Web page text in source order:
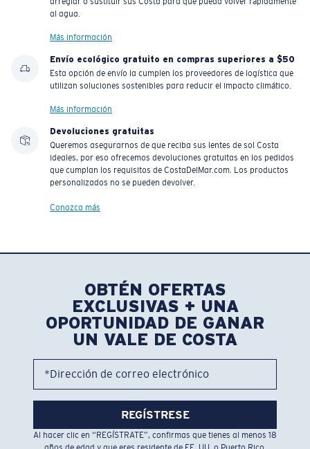
al agua.
Más información
Envío ecológico gratuito en compras superiores a $50
Esta opción de envío la cumplen los proveedores de logística que
utilizan soluciones sostenibles para reducir el impacto climático.
Más información
Devoluciones gratuitas
Queremos asegurarnos de que reciba sus lentes de sol Costa
ideales, por eso ofrecemos devoluciones gratuitas en los pedidos
que cumplan los requisitos de CostaDelMar.com. Los productos
personalizados no se pueden devolver.
Conozca más
OBTÉN OFERTAS
EXCLUSIVAS + UNA
OPORTUNIDAD DE GANAR
UN VALE DE COSTA
*Dirección de correo electrónico
REGÍSTRESE
Al hacer clic en “REGÍSTRATE”, confirmas que tienes al menos 18